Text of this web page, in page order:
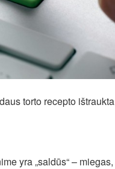
torto recepto
yra „saldūs“ –